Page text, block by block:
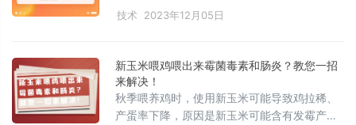
甜味剂与酸味剂的使用、饲料气味变化、氨基
对猪的食欲和营养吸收至关重要。
技术 2023年12月05日
新玉米喂鸡喂出来霉菌毒素和肠炎？教您一招
来解决！
秋季喂养鸡时，使用新玉米可能导致鸡拉稀、
产蛋率下降，原因是新玉米可能含有发霉产生